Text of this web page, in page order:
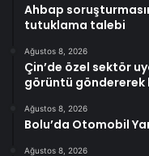
Ahbap
tutuklama talebi
Ağustos 8, 2026
Çin’de özel sektör
görüntü göndererek
Ağustos 8, 2026
Bolu’da Otomobil
Ağustos 8, 2026